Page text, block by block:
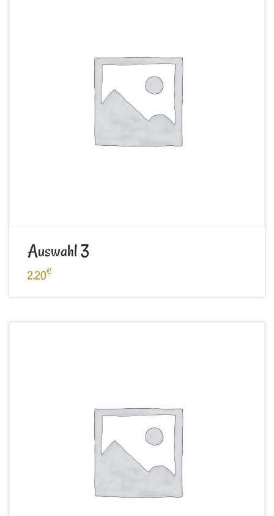
Auswahl 3
2,20€